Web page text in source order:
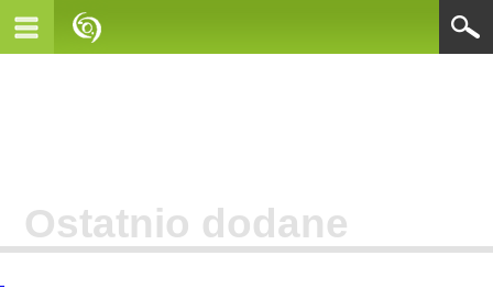
Ostatnio dodane